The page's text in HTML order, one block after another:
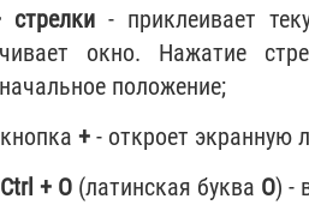
- приклеивает
окно. Нажатие
положение;
кнопка + - откроет экранную
+ O (латинская буква O) -